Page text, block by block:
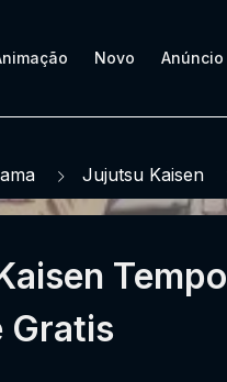
Novo Anúncio
Jujutsu Kaisen
Gratis